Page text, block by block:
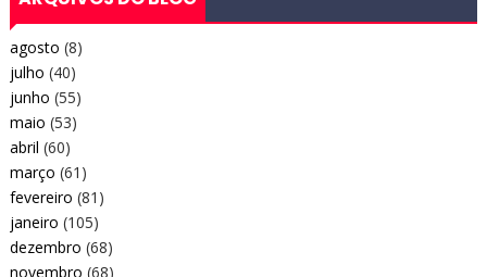
agosto (8)
julho (40)
junho (55)
maio (53)
abril (60)
março (61)
fevereiro (81)
janeiro (105)
dezembro (68)
novembro (68)